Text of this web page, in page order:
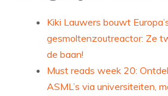
Kiki Lauwers bouwt
gesmoltenzoutreactor: Ze
de baan!
Must reads week 20:
ASML’s via universiteiten,